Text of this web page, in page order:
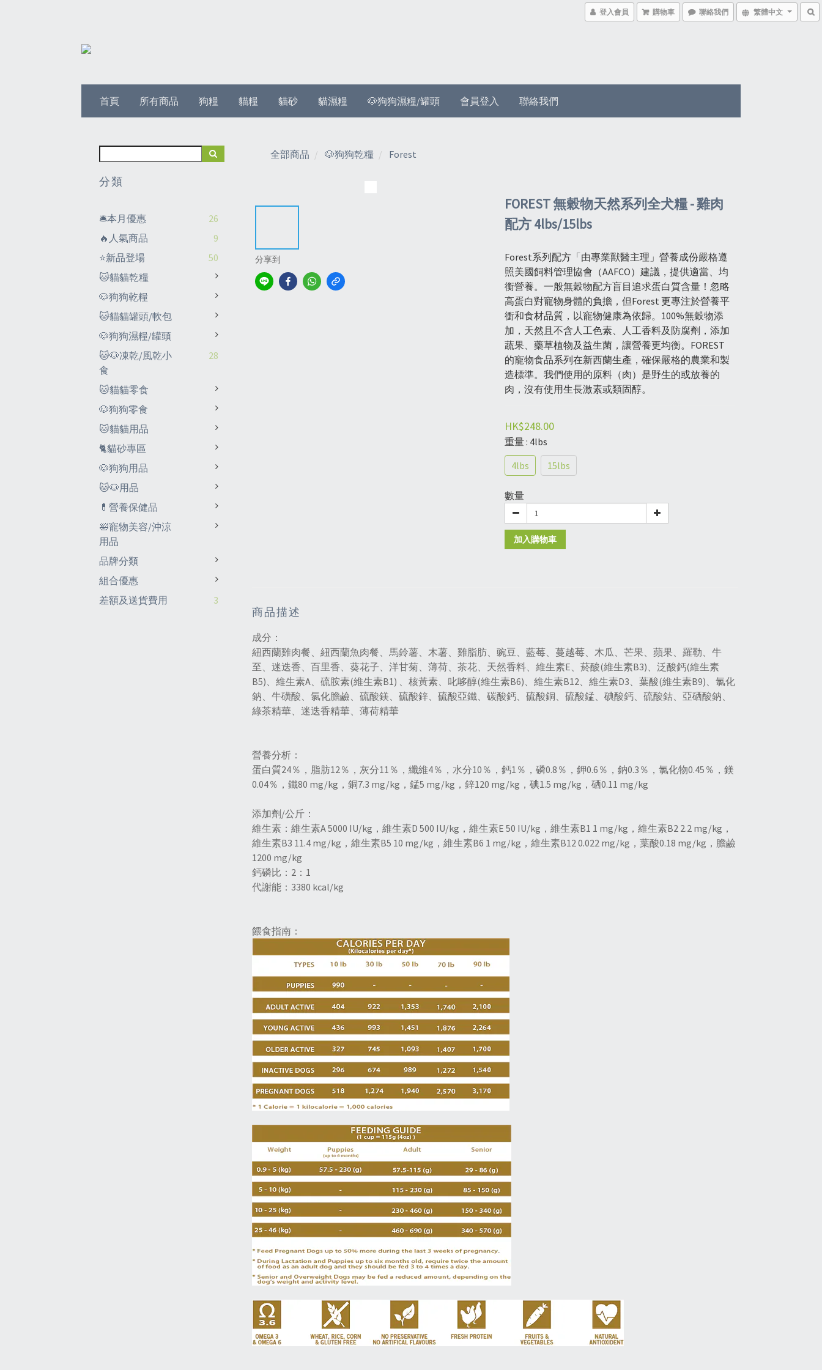
登入會員 購物車 聯絡我們 繁體中文
首頁 所有商品 狗糧 貓糧 貓砂 貓濕糧 🐶狗狗濕糧/罐頭 會員登入 聯絡我們
分類
🛎️本月優惠
26
🔥人氣商品
9
⭐新品登場
50
🐱貓貓乾糧
🐶狗狗乾糧
🐱貓貓罐頭/軟包
🐶狗狗濕糧/罐頭
🐱🐶凍乾/風乾小
食
28
🐱貓貓零食
🐶狗狗零食
🐱貓貓用品
🐈貓砂專區
🐶狗狗用品
🐱🐶用品
💊營養保健品
🛀寵物美容/沖涼
用品
品牌分類
組合優惠
差額及送貨費用
3
全部商品 🐶狗狗乾糧 Forest
分享到
FOREST 無穀物天然系列全犬糧 - 雞肉
配方 4lbs/15lbs
Forest系列配方「由專業獸醫主理」營養成份嚴格遵
照美國飼料管理協會（AAFCO）建議，提供適當、均
衡營養。一般無穀物配方盲目追求蛋白質含量！忽略
高蛋白對寵物身體的負擔，但Forest 更專注於營養平
衝和食材品質，以寵物健康為依歸。100%無穀物添
加，天然且不含人工色素、人工香料及防腐劑，添加
蔬果、藥草植物及益生菌，讓營養更均衡。FOREST
的寵物食品系列在新西蘭生產，確保嚴格的農業和製
造標準。我們使用的原料（肉）是野生的或放養的
肉，沒有使用生長激素或類固醇。
HK$248.00
重量: 4lbs
4lbs
15lbs
數量
加入購物車
商品描述
成分：
紐西蘭雞肉餐、紐西蘭魚肉餐、馬鈴薯、木薯、雞脂肪、豌豆、藍莓、蔓越莓、木瓜、芒果、蘋果、羅勒、牛
至、迷迭香、百里香、葵花子、洋甘菊、薄荷、茶花、天然香料、維生素E、菸酸(維生素B3)、泛酸鈣(維生素
B5)、維生素A、硫胺素(維生素B1) 、核黃素、叱哆醇(維生素B6)、維生素B12、維生素D3、葉酸(維生素B9)、氯化
鈉、牛磺酸、氯化膽鹼、硫酸鎂、硫酸鋅、硫酸亞鐵、碳酸鈣、硫酸銅、硫酸錳、碘酸鈣、硫酸鈷、亞硒酸鈉、
綠茶精華、迷迭香精華、薄荷精華
營養分析：
蛋白質24％，脂肪12％，灰分11％，纖維4％，水分10％，鈣1％，磷0.8％，鉀0.6％，鈉0.3％，氯化物0.45％，鎂
0.04％，鐵80 mg/kg，銅7.3 mg/kg，錳5 mg/kg，鋅120 mg/kg，碘1.5 mg/kg，硒0.11 mg/kg
添加劑/公斤：
維生素：維生素A 5000 IU/kg，維生素D 500 IU/kg，維生素E 50 IU/kg，維生素B1 1 mg/kg，維生素B2 2.2 mg/kg，
維生素B3 11.4 mg/kg，維生素B5 10 mg/kg，維生素B6 1 mg/kg，維生素B12 0.022 mg/kg，葉酸0.18 mg/kg，膽鹼
1200 mg/kg
鈣磷比：2：1
代謝能：3380 kcal/kg
餵食指南：